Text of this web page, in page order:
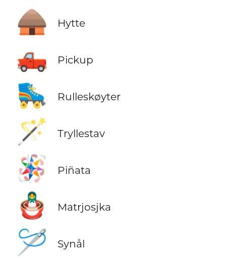
🛖 Hytte
🛻 Pickup
🛼 Rulleskøyter
🪄 Tryllestav
🪅 Piñata
🪆 Matrjosjka
🪡 Synål